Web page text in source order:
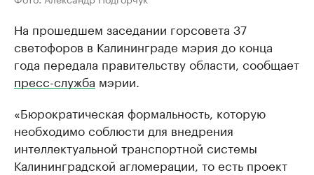
На прошедшем заседании горсовета 37
светофоров в Калининграде мэрия до конца
года передала правительству области, сообщает
пресс-служба мэрии.
«Бюрократическая формальность, которую
необходимо соблюсти для внедрения
интеллектуальной транспортной системы
Калининградской агломерации, то есть проект